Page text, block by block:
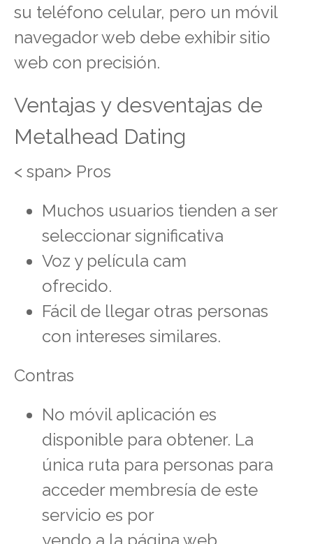
su teléfono celular, pero un móvil
navegador web debe exhibir sitio
web con precisión.
Ventajas y desventajas de
Metalhead Dating
< span> Pros
Muchos usuarios tienden a ser
seleccionar significativa
Voz y película cam
ofrecido.
Fácil de llegar otras personas
con intereses similares.
Contras
No móvil aplicación es
disponible para obtener. La
única ruta para personas para
acceder membresía de este
servicio es por